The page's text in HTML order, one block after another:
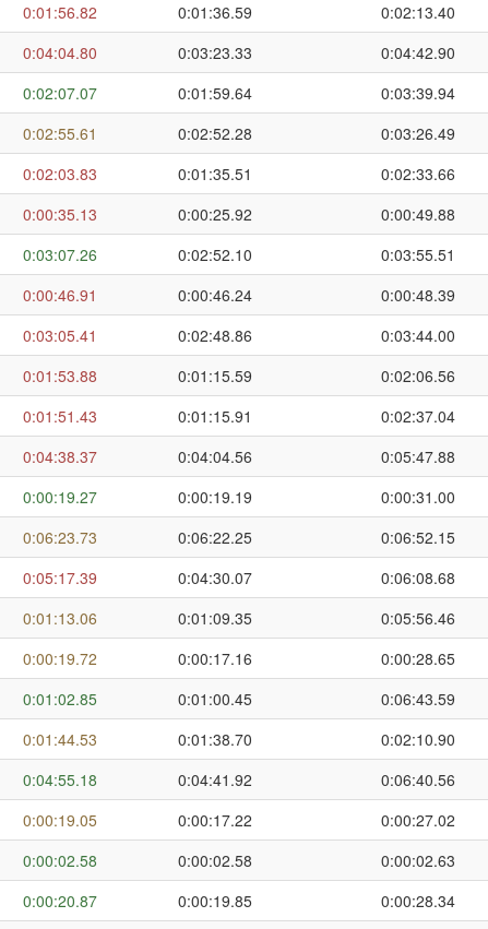
0:01:56.82 0:01:36.59 0:02:13.40
0:04:04.80 0:03:23.33 0:04:42.90
0:02:07.07 0:01:59.64 0:03:39.94
0:02:55.61 0:02:52.28 0:03:26.49
0:02:03.83 0:01:35.51 0:02:33.66
0:00:35.13 0:00:25.92 0:00:49.88
0:03:07.26 0:02:52.10 0:03:55.51
0:00:46.91 0:00:46.24 0:00:48.39
0:03:05.41 0:02:48.86 0:03:44.00
0:01:53.88 0:01:15.59 0:02:06.56
0:01:51.43 0:01:15.91 0:02:37.04
0:04:38.37 0:04:04.56 0:05:47.88
0:00:19.27 0:00:19.19 0:00:31.00
0:06:23.73 0:06:22.25 0:06:52.15
0:05:17.39 0:04:30.07 0:06:08.68
0:01:13.06 0:01:09.35 0:05:56.46
0:00:19.72 0:00:17.16 0:00:28.65
0:01:02.85 0:01:00.45 0:06:43.59
0:01:44.53 0:01:38.70 0:02:10.90
0:04:55.18 0:04:41.92 0:06:40.56
0:00:19.05 0:00:17.22 0:00:27.02
0:00:02.58 0:00:02.58 0:00:02.63
0:00:20.87 0:00:19.85 0:00:28.34